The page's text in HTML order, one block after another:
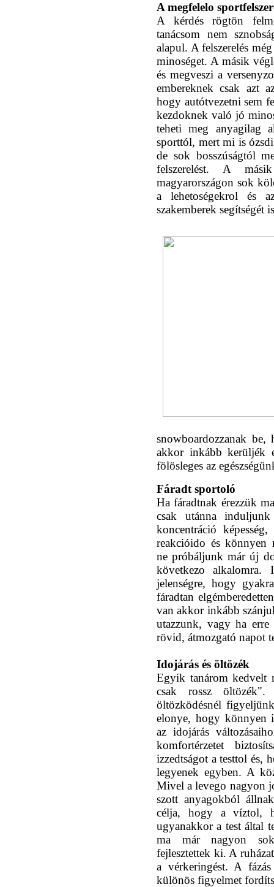
A megfelelo
A kérdés rögtön
tanácsom nem
alapul. A felszerelés
minoséget. A másik
és megveszi a
embereknek csak azt
hogy autótvezetni sem
kezdoknek való jó
teheti meg anyagilag
sporttól, mert mi is
de sok bosszúságtól
felszerelést. A
magyarországon sok
a lehetoségekrol és
szakemberek segítségét
snowboardozzanak be,
akkor inkább kerüljék
fölösleges az
Fáradt sportoló
Ha fáradtnak érezzük
csak utánna
koncentráció
reakcióido és könnyen
ne próbáljunk már új
következo
jelenségre, hogy
fáradtan
van akkor inkább
utazzunk, vagy ha
rövid, átmozgató napot
Idojárás és öltözék
Egyik tanárom kedvelt
csak rossz
öltözködésnél
elonye, hogy könnyen
az idojárás
komfortérzetet
izzedtságot a testtol és,
legyenek egyben. A
Mivel a levego nagyon
szott anyagokból
célja, hogy a víztol,
ugyanakkor a test által
ma már nagyon
fejlesztettek ki. A
a vérkeringést. A
különös figyelmet